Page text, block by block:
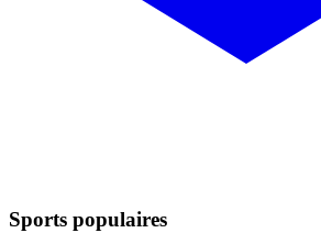
Sports populaires